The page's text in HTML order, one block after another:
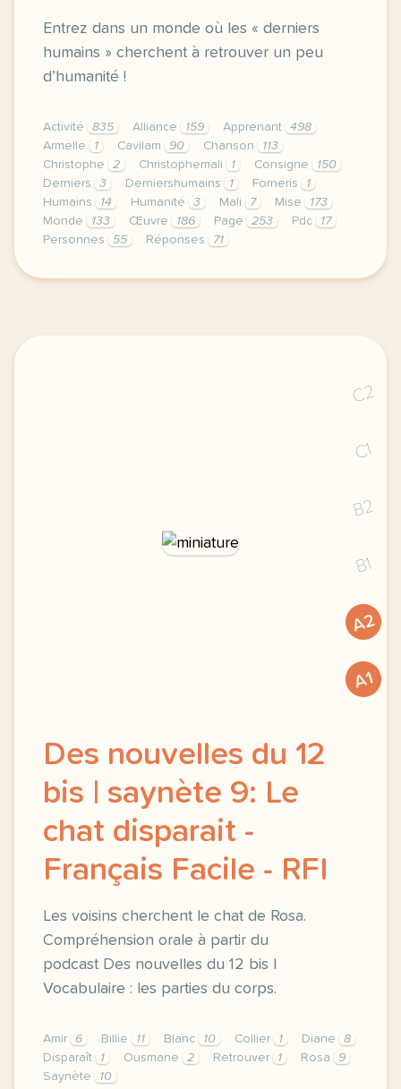
Entrez dans un monde où les « derniers
humains » cherchent à retrouver un peu
d’humanité !
Activité 835 Alliance 159 Apprenant
498
Armelle
1 Cavilam 90 Chanson
113
Christophe
2 Christophemali 1 Consigne
150
Derniers
3 Derniershumains 1 Forneris
1
Humains
14 Humanité 3 Mali 7 Mise
173
Monde
133 Œuvre 186 Page 253 Pdc
17
Personnes
55 Réponses 71
le respect de votre vie privee est une priorite
C2
C1
B2
B1
A2
A1
Des nouvelles du 12
bis | saynète 9: Le
chat disparait -
Français Facile - RFI
Les voisins cherchent le chat de Rosa.
Compréhension orale à partir du
podcast Des nouvelles du 12 bis |
Vocabulaire : les parties du corps.
Amir 6 Billie 11 Blanc 10 Collier 1 Diane
8
Disparaît
1 Ousmane 2 Retrouver 1 Rosa
9
Saynète
10